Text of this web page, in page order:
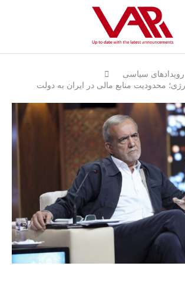
رویدادهای سیاسی
محدودیت منابع مالی در ایران به دولت